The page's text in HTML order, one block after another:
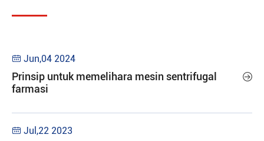
 Jun,04 2024
Prinsip untuk memelihara mesin sentrifugal
farmasi

 Jul,22 2023